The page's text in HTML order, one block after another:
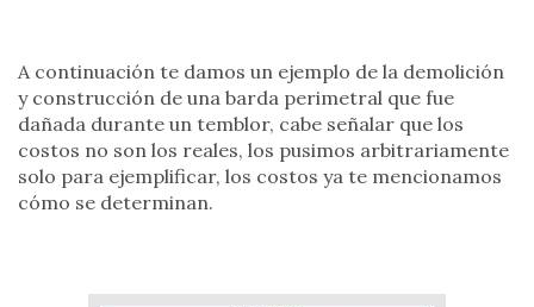
A continuación te damos un ejemplo de la demolición
y construcción de una barda perimetral que fue
dañada durante un temblor, cabe señalar que los
costos no son los reales, los pusimos arbitrariamente
solo para ejemplificar, los costos ya te mencionamos
cómo se determinan.